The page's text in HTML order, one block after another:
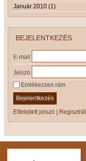
Január 2010 (1)
BEJELENTKEZÉS
E-mail
Jelszó
Emlékezzen rám
Bejelentkezés
Elfelejtett jelszó | Regisztrál